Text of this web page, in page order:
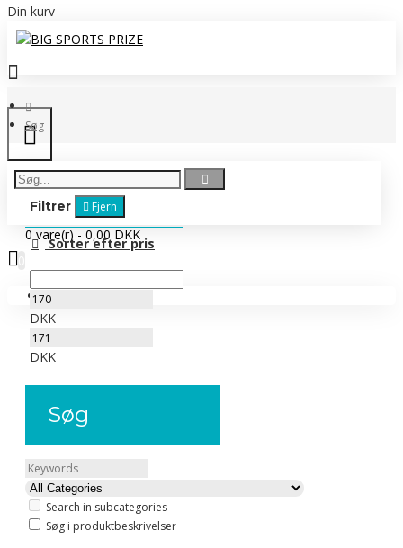
Din kurv
0 vare(r) - 0,00 DKK
Ingen produkter
Søg
Filtrer Fjern
Sorter efter pris
DKK
DKK
Søg
Search in subcategories
Søg i produktbeskrivelser